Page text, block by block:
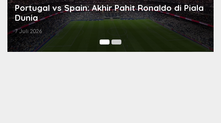
Portugal vs Spain: Akhir Pahit Ronaldo di Piala
Dunia
7 Juli 2026